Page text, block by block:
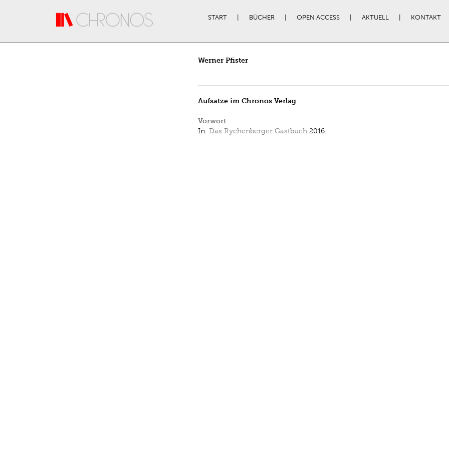
START BÜCHER OPEN ACCESS AKTUELL KONTAKT
Werner Pfister
Aufsätze im Chronos Verlag
Vorwort
In: Das Rychenberger Gastbuch 2016.